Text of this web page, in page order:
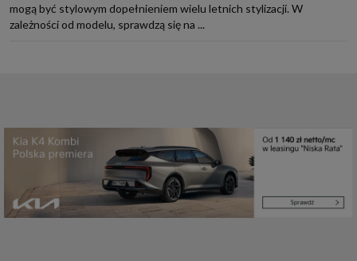
mogą być stylowym dopełnieniem wielu letnich stylizacji. W
zależności od modelu, sprawdzą się na ...